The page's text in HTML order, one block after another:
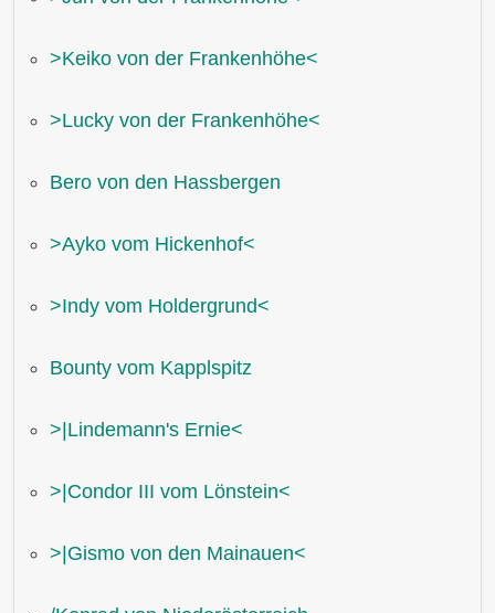
˃Keiko von der Frankenhöhe˂
˃Lucky von der Frankenhöhe˂
Bero von den Hassbergen
˃Ayko vom Hickenhof˂
˃Indy vom Holdergrund˂
Bounty vom Kapplspitz
˃|Lindemann's Ernie˂
˃|Condor III vom Lönstein˂
˃|Gismo von den Mainauen˂